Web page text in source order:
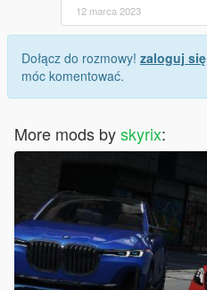
12 marca 2023
Dołącz do rozmowy! zaloguj się
móc komentować.
More mods byskyrix: